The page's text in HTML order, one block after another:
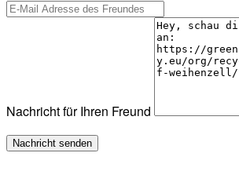
Nachricht für Ihren Freund